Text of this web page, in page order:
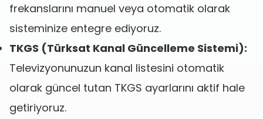
frekanslarını manuel veya otomatik olarak
sisteminize entegre ediyoruz.
TKGS (Türksat Kanal Güncelleme Sistemi):
Televizyonunuzun kanal listesini otomatik
olarak güncel tutan TKGS ayarlarını aktif hale
getiriyoruz.